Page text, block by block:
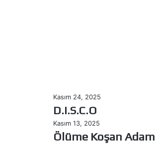
D.I.S.C.O
Kasım 24, 2025
D.I.S.C.O
Ölüme
Koşan
Kasım 13, 2025
Ölüme Koşan Adam